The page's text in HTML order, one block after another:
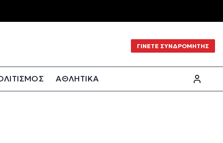
ΓΙΝΕΤΕ ΣΥΝΔΡΟΜΗΤΗΣ
ΑΘΛΗΤΙΚΑ